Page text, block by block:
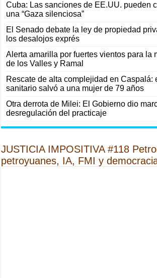
Cuba: Las sanciones de EE.UU. pueden
una “Gaza silenciosa”
El Senado debate la ley de propiedad
los desalojos exprés
Alerta amarilla por fuertes vientos para la
de los Valles y Ramal
Rescate de alta complejidad en Caspalá:
sanitario salvó a una mujer de 79 años
Otra derrota de Milei: El Gobierno dio
desregulación del practicaje
JUSTICIA IMPOSITIVA #118
petroyuanes, IA, FMI y